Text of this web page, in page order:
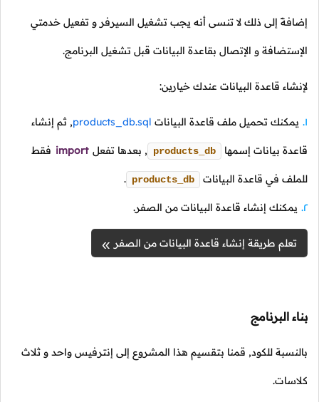
إضافةً إلى ذلك لا تنسى أنه يجب تشغيل السيرفر و تفعيل خدمتي
الإستضافة و الإتصال بقاعدة البيانات قبل تشغيل البرنامج.
لإنشاء قاعدة البيانات عندك خيارين:
يمكنك تحميل ملف قاعدة البيانات products_db.sql, ثم إنشاء
قاعدة بيانات إسمها products_db , بعدها تفعل import فقط
للملف في قاعدة البيانات products_db
.
يمكنك إنشاء قاعدة البيانات من الصفر.
تعلم طريقة إنشاء قاعدة البيانات من الصفر
بناء البرنامج
بالنسبة للكود, قمنا بتقسيم هذا المشروع إلى إنترفيس واحد و ثلاث
كلاسات.